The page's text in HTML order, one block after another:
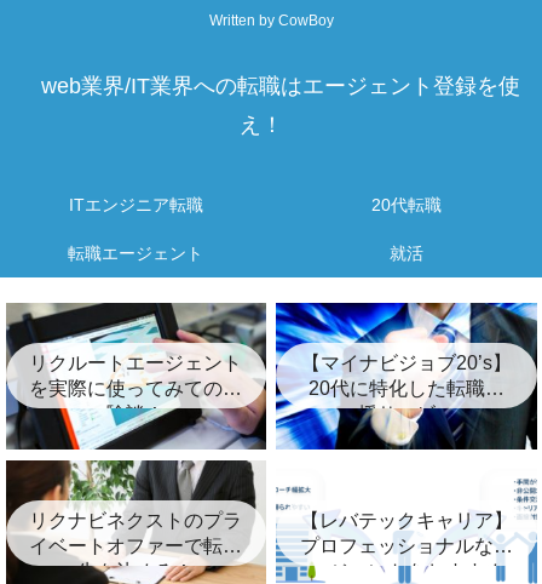
Written by CowBoy
web業界/IT業界への転職はエージェント登録を使
え！
ITエンジニア転職 20代転職
転職エージェント 就活
リクルートエージェント
を実際に使ってみての体
験談！
【マイナビジョブ20’s】
20代に特化した転職支
援サービス
リクナビネクストのプラ
イベートオファーで転職
先を決めろ！
【レバテックキャリア】
プロフェッショナルなエ
ージェントをおすすめ